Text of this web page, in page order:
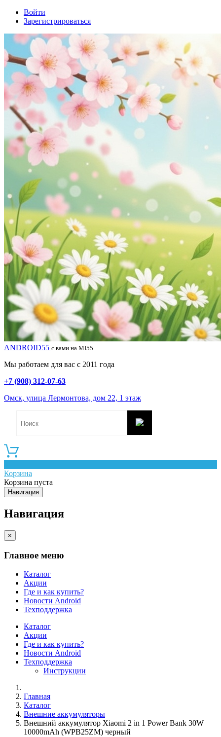
Войти
Зарегистрироваться
ANDROID55 с вами на MI55
Мы работаем для вас с 2011 года
+7 (908) 312-07-63
Омск, улица Лермонтова, дом 22, 1 этаж
Корзина
Корзина пуста
Навигация
Навигация
×
Главное меню
Каталог
Акции
Где и как купить?
Новости Android
Техподдержка
Каталог
Акции
Где и как купить?
Новости Android
Техподдержка
Инструкции
Главная
Каталог
Внешние аккумуляторы
Внешний аккумулятор Xiaomi 2 in 1 Power Bank 30W
10000mAh (WPB25ZM) черный